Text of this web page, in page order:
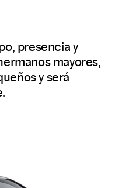
presencia y
mayores,
y será